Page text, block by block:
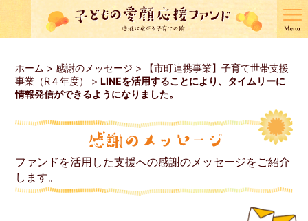
ホーム >感謝のメッセージ >
【市町連携事業】子育て世帯支援
事業（R４年度）
>LINEを活用することにより、タイムリーに
情報発信ができるようになりました。
ファンドを活用した支援への感謝のメッセージをご紹介
します。